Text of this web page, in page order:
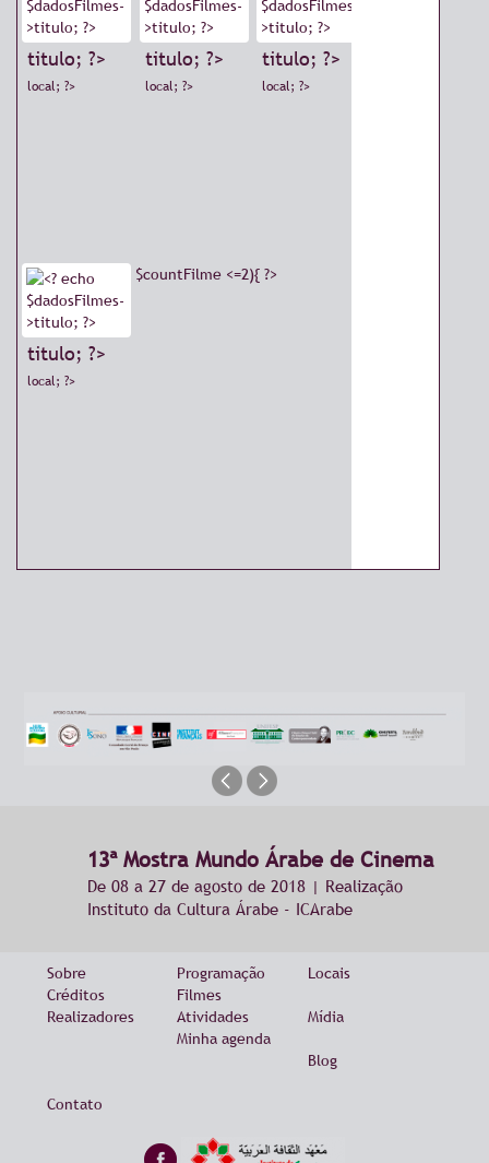
titulo; ?>
local; ?>
titulo; ?>
local; ?>
titulo; ?>
local; ?>
titulo; ?>
local; ?>
$countFilme <=2){ ?>
13ª Mostra Mundo Árabe de Cinema
De 08 a 27 de agosto de 2018 | Realização
Instituto da Cultura Árabe - ICArabe
Sobre
Créditos
Realizadores
Programação
Filmes
Atividades
Minha agenda
Locais
Mídia
Blog
Contato